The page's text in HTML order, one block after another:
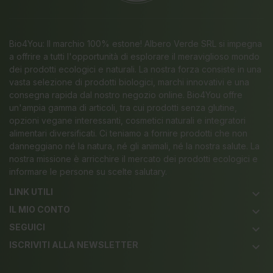
Bio4You: Il marchio 100% estone! Albero Verde SRL si impegna
a offrire a tutti l'opportunità di esplorare il meraviglioso mondo
dei prodotti ecologici e naturali. La nostra forza consiste in una
vasta selezione di prodotti biologici, marchi innovativi e una
consegna rapida dal nostro negozio online. Bio4You offre
un'ampia gamma di articoli, tra cui prodotti senza glutine,
opzioni vegane interessanti, cosmetici naturali e integratori
alimentari diversificati. Ci teniamo a fornire prodotti che non
danneggiano né la natura, né gli animali, né la nostra salute. La
nostra missione è arricchire il mercato dei prodotti ecologici e
informare le persone su scelte salutary.
LINK UTILI
keyboard_arrow_down
IL MIO CONTO keyboard_arrow_down
SEGUICI keyboard_arrow_down
ISCRIVITI ALLA NEWSLETTER keyboard_arrow_down